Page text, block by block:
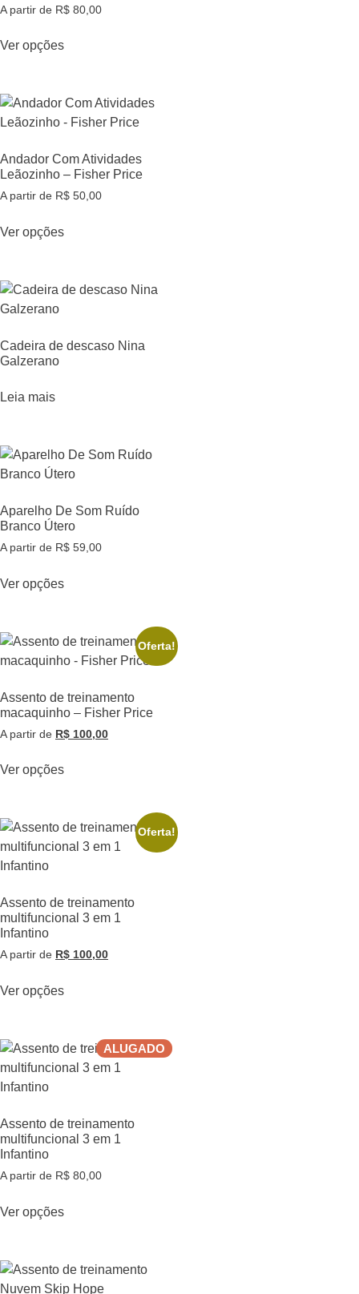
A partir de R$ 80,00
Ver opções
Andador Com Atividades
Leãozinho – Fisher Price
A partir de R$ 50,00
Ver opções
Cadeira de descaso Nina
Galzerano
Leia mais
Aparelho De Som Ruído
Branco Útero
A partir de R$ 59,00
Ver opções
Oferta!
Assento de treinamento
macaquinho – Fisher Price
A partir de R$ 100,00
Ver opções
Oferta!
Assento de treinamento
multifuncional 3 em 1
Infantino
A partir de R$ 100,00
Ver opções
ALUGADO
Assento de treinamento
multifuncional 3 em 1
Infantino
A partir de R$ 80,00
Ver opções